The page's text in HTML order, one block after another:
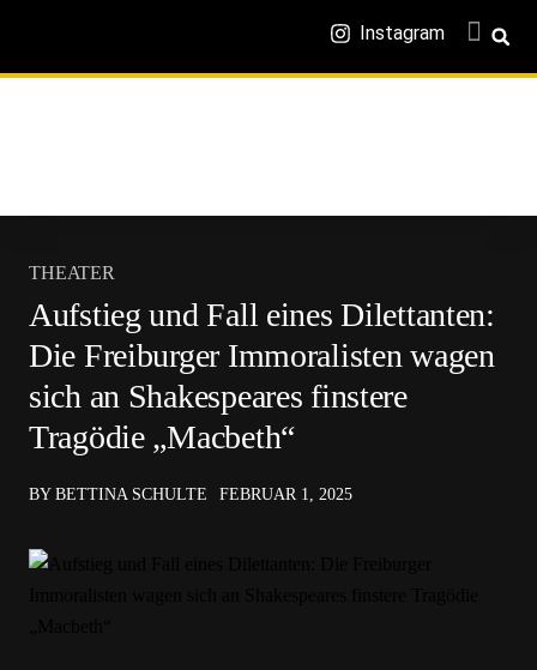
Instagram
THEATER
Aufstieg und Fall eines Dilettanten:
Die Freiburger Immoralisten wagen
sich an Shakespeares finstere
Tragödie „Macbeth“
BY BETTINA SCHULTE FEBRUAR 1, 2025